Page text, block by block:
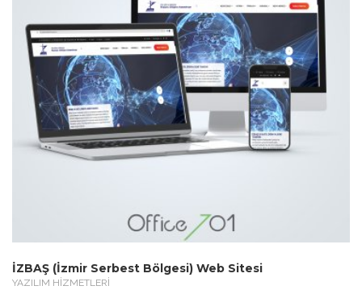
İZBAŞ (İzmir Serbest Bölgesi) Web Sitesi
YAZILIM HİZMETLERİ